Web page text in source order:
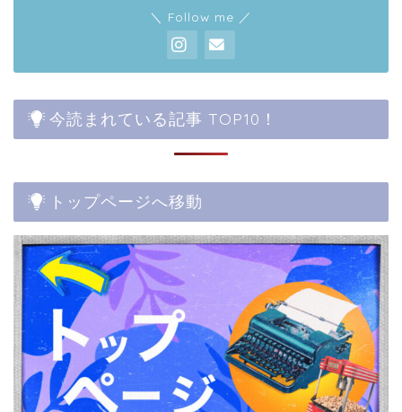
＼ Follow me ／
今読まれている記事 TOP10！
トップページへ移動